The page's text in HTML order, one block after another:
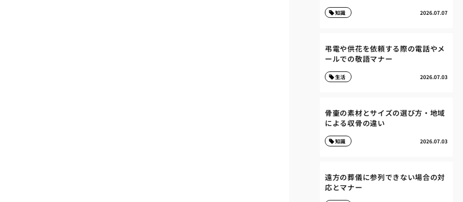
2026.07.07
知識
弔電や供花を依頼する際の電話やメ
ールでの敬語マナー
2026.07.03
生活
骨壷の素材とサイズの選び方・地域
による収骨の違い
2026.07.03
知識
遠方の葬儀に参列できない場合の対
応とマナー